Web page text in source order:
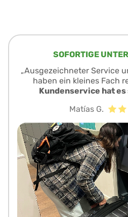
SOFORTIGE
„Ausgezeichneter Service
haben ein kleines Fach
Kundenservice hat
Matías G.